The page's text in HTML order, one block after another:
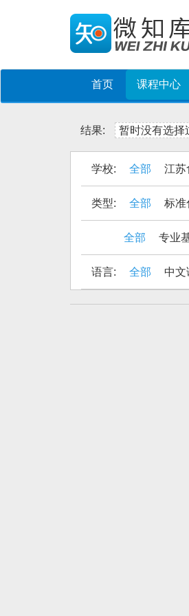
首页 课程中心
结果: 暂时没有选择
学校: 全部 江苏
类型: 全部 标准
全部 专业
语言: 全部 中文